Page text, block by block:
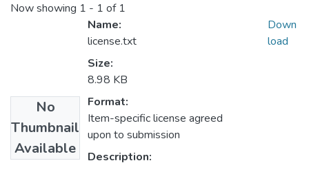
Now showing 1 - 1 of 1
No
Thumbnail
Available
Name:
license.txt
Size:
8.98 KB
Format:
Item-specific license agreed
upon to submission
Description:
Down
load